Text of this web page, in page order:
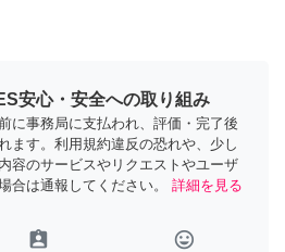
安心・安全への取り組み
に事務局に支払われ、評価・完了後
ます。利用規約違反の恐れや、少し
容のサービスやリクエストやユーザ
合は通報してください。
詳細を見る
assignment_ind tag_faces